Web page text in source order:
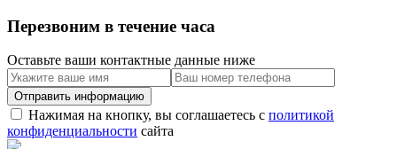
Перезвоним в течение часа
Оставьте ваши контактные данные ниже
Нажимая на кнопку, вы соглашаетесь с политикой
конфиденциальности сайта